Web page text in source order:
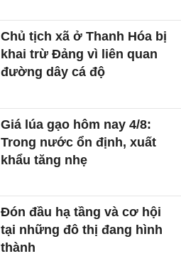
Chủ tịch xã ở Thanh Hóa bị
khai trừ Đảng vì liên quan
đường dây cá độ
Giá lúa gạo hôm nay 4/8:
Trong nước ổn định, xuất
khẩu tăng nhẹ
Đón đầu hạ tầng và cơ hội
tại những đô thị đang hình
thành